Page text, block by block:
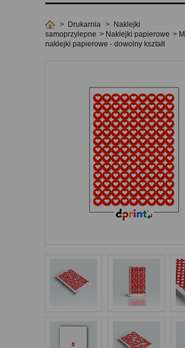
> Drukarnia > Naklejki
samoprzylepne > Naklejki papierowe >
naklejki papierowe - dowolny kształt